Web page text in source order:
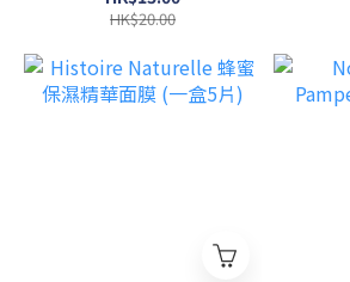
HK$20.00